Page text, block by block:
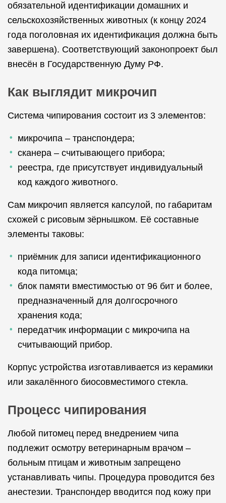
обязательной идентификации домашних и
сельскохозяйственных животных (к концу 2024
года поголовная их идентификация должна быть
завершена). Соответствующий законопроект был
внесён в Государственную Думу РФ.
Как выглядит микрочип
Система чипирования состоит из 3 элементов:
микрочипа – транспондера;
сканера – считывающего прибора;
реестра, где присутствует индивидуальный
код каждого животного.
Сам микрочип является капсулой, по габаритам
схожей с рисовым зёрнышком. Её составные
элементы таковы:
приёмник для записи идентификационного
кода питомца;
блок памяти вместимостью от 96 бит и более,
предназначенный для долгосрочного
хранения кода;
передатчик информации с микрочипа на
считывающий прибор.
Корпус устройства изготавливается из керамики
или закалённого биосовместимого стекла.
Процесс чипирования
Любой питомец перед внедрением чипа
подлежит осмотру ветеринарным врачом –
больным птицам и животным запрещено
устанавливать чипы. Процедура проводится без
анестезии. Транспондер вводится под кожу при